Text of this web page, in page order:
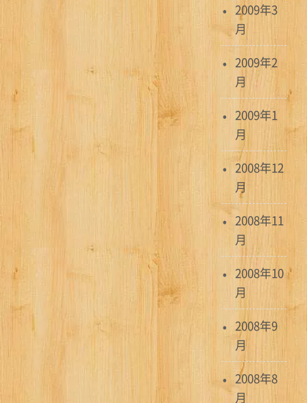
2009年3
月
2009年2
月
2009年1
月
2008年12
月
2008年11
月
2008年10
月
2008年9
月
2008年8
月